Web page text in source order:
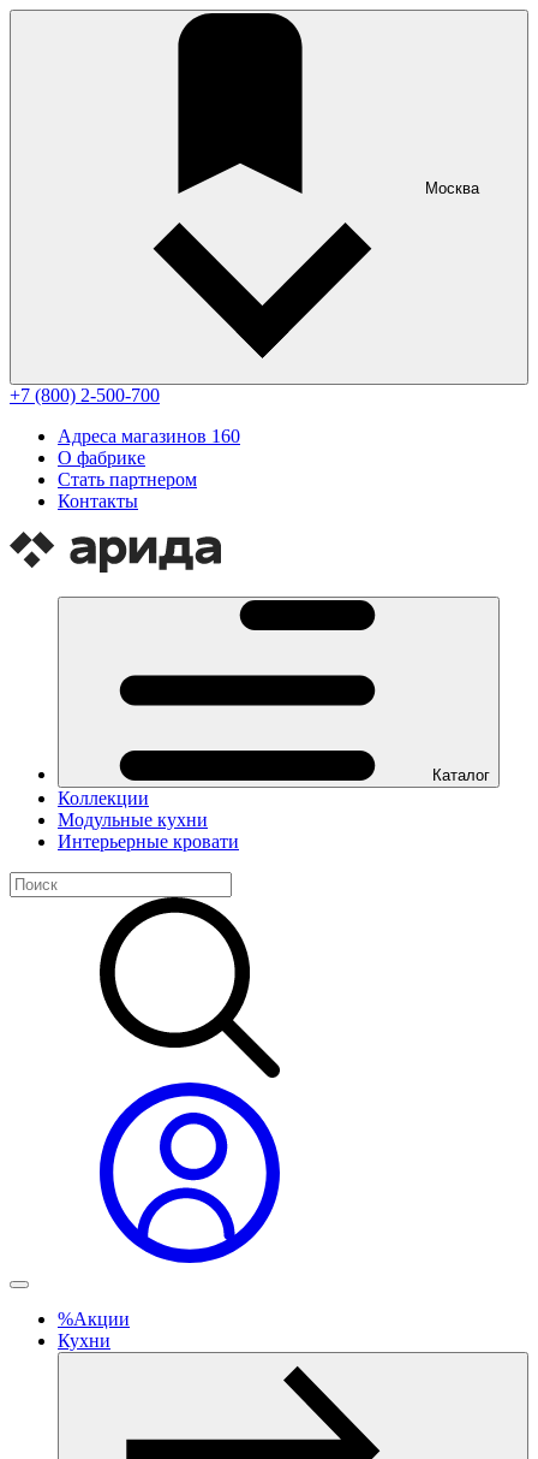
Москва
+7 (800) 2-500-700
Адреса магазинов 160
О фабрике
Стать партнером
Контакты
Каталог
Коллекции
Модульные кухни
Интерьерные кровати
%Акции
Кухни